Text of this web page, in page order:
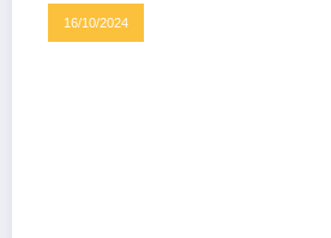
16/10/2024